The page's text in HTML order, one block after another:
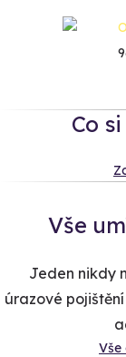
Co
Vše
Jeden nikdy
úrazové
Vše